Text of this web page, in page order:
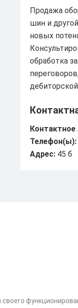
Продажа
шин и
новых
обработка
Контактное
Телефон(ы):
Адрес:45 б
своего